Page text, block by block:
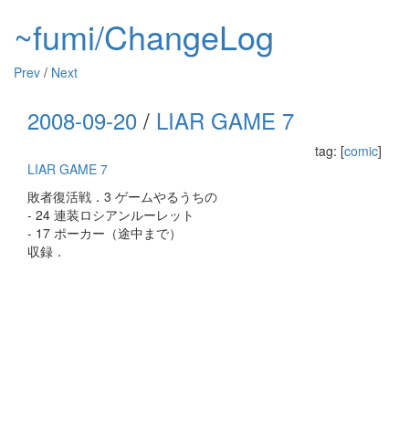
~fumi/ChangeLog
Prev / Next
2008-09-20 / LIAR GAME 7
tag: [comic]
LIAR GAME 7
敗者復活戦．3 ゲームやるうちの
- 24 連装ロシアンルーレット
- 17 ポーカー（途中まで）
収録．